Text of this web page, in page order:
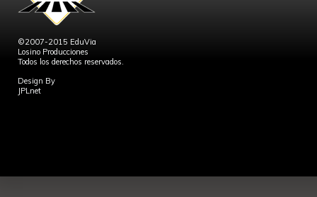
©2007-2015 EduVia
Losino Producciones
Todos los derechos reservados.
Design By
JPLnet